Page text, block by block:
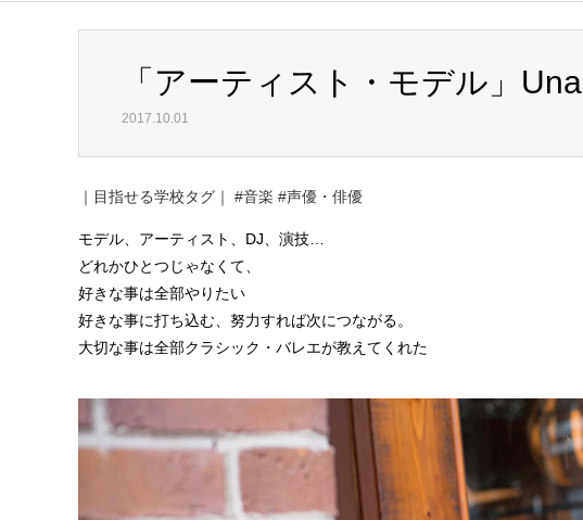
「アーティスト・モデル」Una
2017.10.01
｜目指せる学校タグ｜ #音楽 #声優・俳優
モデル、アーティスト、DJ、演技…
どれかひとつじゃなくて、
好きな事は全部やりたい
好きな事に打ち込む、努力すれば次につながる。
大切な事は全部クラシック・バレエが教えてくれた